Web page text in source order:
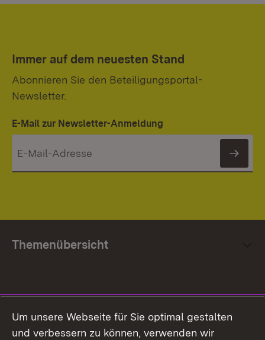
Immer auf dem neuesten Stand
Abonnieren Sie den Beteiligungsportal-
Newsletter.
E-Mail zur Newsletter-Anmeldung
Themenübersicht
Facebook
Um unsere Webseite für Sie optimal gestalten
und verbessern zu können, verwenden wir